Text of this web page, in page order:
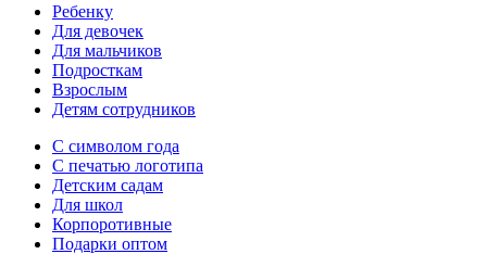
Ребенку
Для девочек
Для мальчиков
Подросткам
Взрослым
Детям сотрудников
С символом года
С печатью логотипа
Детским садам
Для школ
Корпоротивные
Подарки оптом